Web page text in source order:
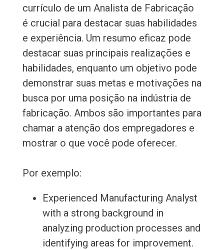
currículo de um Analista de Fabricação
é crucial para destacar suas habilidades
e experiência. Um resumo eficaz pode
destacar suas principais realizações e
habilidades, enquanto um objetivo pode
demonstrar suas metas e motivações na
busca por uma posição na indústria de
fabricação. Ambos são importantes para
chamar a atenção dos empregadores e
mostrar o que você pode oferecer.
Por exemplo:
Experienced Manufacturing Analyst
with a strong background in
analyzing production processes and
identifying areas for improvement.